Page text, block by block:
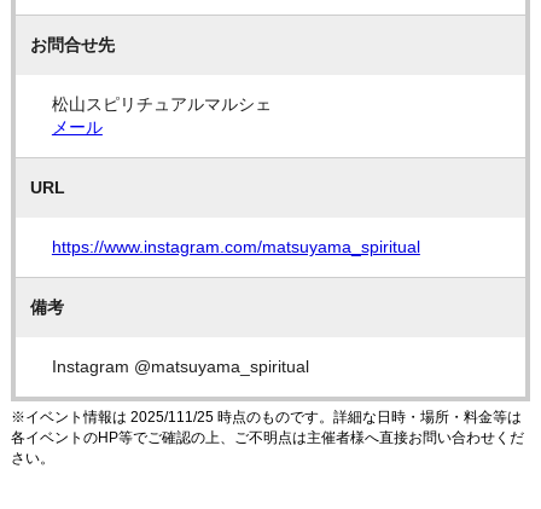
お問合せ先
松山スピリチュアルマルシェ
メール
URL
https://www.instagram.com/matsuyama_spiritual
備考
Instagram @matsuyama_spiritual
※イベント情報は 2025/111/25 時点のものです。詳細な日時・場所・料金等は
各イベントのHP等でご確認の上、ご不明点は主催者様へ直接お問い合わせくだ
さい。